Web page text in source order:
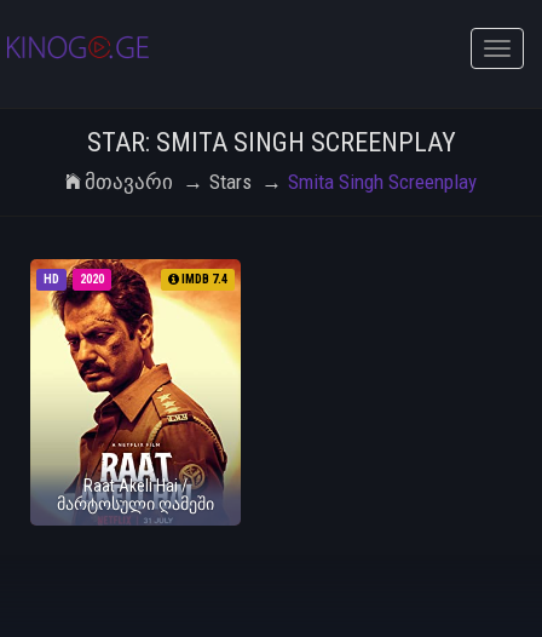
Toggle
STAR: SMITA SINGH SCREENPLAY
Მთავარი Stars Smita Singh Screenplay
HD 2020 IMDB 7.4
Raat Akeli Hai /
მარტოსული ღამეში